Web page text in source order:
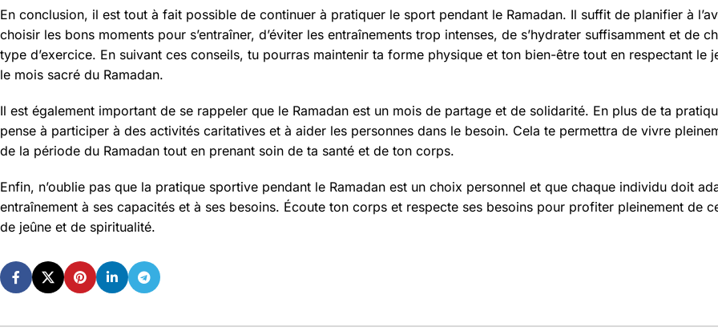
En conclusion, il est tout à fait possible de continuer à pratiquer le sport pendant le Ramadan. Il suffit de planifier à
choisir les bons moments pour s’entraîner, d’éviter les entraînements trop intenses, de s’hydrater suffisamment et de
type d’exercice. En suivant ces conseils, tu pourras maintenir ta forme physique et ton bien-être tout en respectant le
le mois sacré du Ramadan.
Il est également important de se rappeler que le Ramadan est un mois de partage et de solidarité. En plus de ta
pense à participer à des activités caritatives et à aider les personnes dans le besoin. Cela te permettra de vivre
de la période du Ramadan tout en prenant soin de ta santé et de ton corps.
Enfin, n’oublie pas que la pratique sportive pendant le Ramadan est un choix personnel et que chaque individu doit
entraînement à ses capacités et à ses besoins. Écoute ton corps et respecte ses besoins pour profiter pleinement de
de jeûne et de spiritualité.